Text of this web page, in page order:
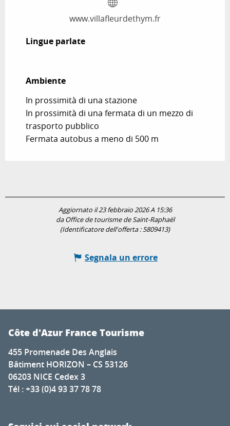
www.villafleurdethym.fr
Lingue parlate
Lingue parlate
Ambiente
Ambiente
In prossimità di una stazione
In prossimità di una fermata di un mezzo di
trasporto pubblico
Fermata autobus a meno di 500 m
Aggiornato il 23 febbraio 2026 A 15:36
da Office de tourisme de Saint-Raphaël
(Identificatore dell'offerta :5809413)
Segnala un errore
Côte d'Azur France Tourisme
455 Promenade Des Anglais
Bâtiment HORIZON – CS 53126
06203 NICE Cedex 3
Tél : +33 (0)4 93 37 78 78